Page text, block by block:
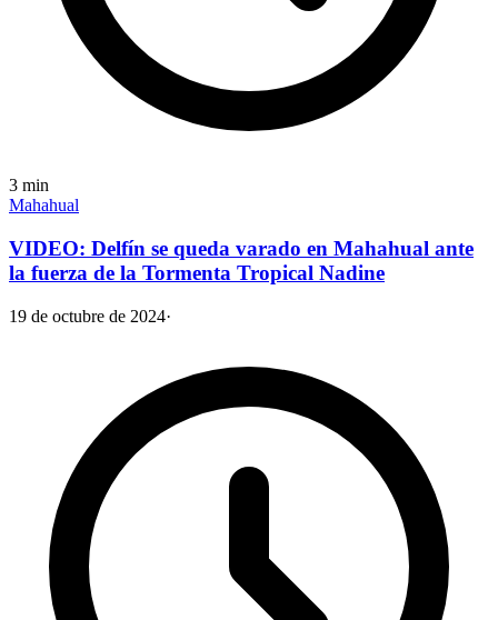
3 min
Mahahual
VIDEO: Delfín se queda varado en Mahahual ante
la fuerza de la Tormenta Tropical Nadine
19 de octubre de 2024·